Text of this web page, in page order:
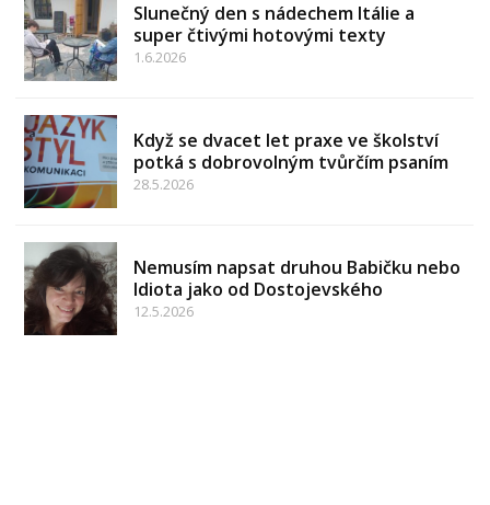
Slunečný den s nádechem Itálie a
super čtivými hotovými texty
1.6.2026
Když se dvacet let praxe ve školství
potká s dobrovolným tvůrčím psaním
28.5.2026
Nemusím napsat druhou Babičku nebo
Idiota jako od Dostojevského
12.5.2026